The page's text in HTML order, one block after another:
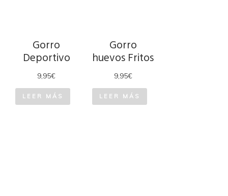
Gorro
Deportivo
9,95€
LEER MÁS
Gorro
huevos Fritos
9,95€
LEER MÁS